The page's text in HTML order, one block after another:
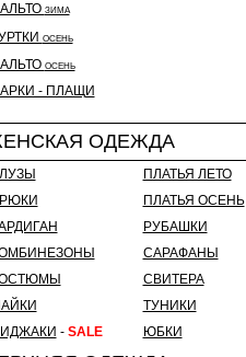
ЗИМА
ОСЕНЬ
ОСЕНЬ
- ПЛАЩИ
ОДЕЖДА
ПЛАТЬЯ ЛЕТО
ПЛАТЬЯ ОСЕНЬ
РУБАШКИ
САРАФАНЫ
СВИТЕРА
ТУНИКИ
- SALE ЮБКИ